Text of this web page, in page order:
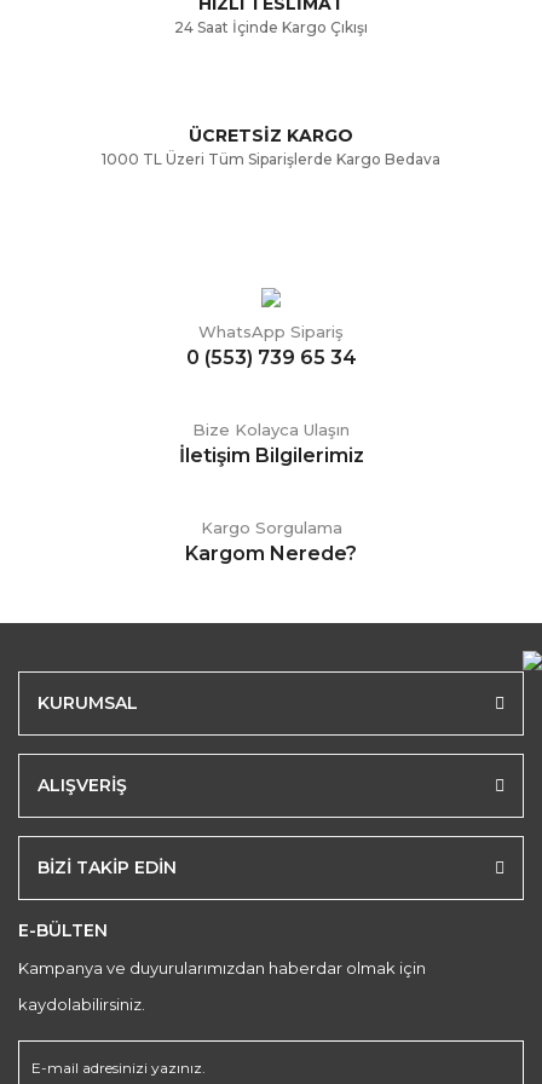
Gönder
24 Saat İçinde Kargo Çıkışı
ÜCRETSİZ KARGO
1000 TL Üzeri Tüm Siparişlerde Kargo Bedava
WhatsApp Sipariş
0 (553) 739 65 34
Bize Kolayca Ulaşın
İletişim Bilgilerimiz
Kargo Sorgulama
Kargom Nerede?
KURUMSAL
ALIŞVERİŞ
BİZİ TAKİP EDİN
E-BÜLTEN
Kampanya ve duyurularımızdan haberdar olmak için
kaydolabilirsiniz.